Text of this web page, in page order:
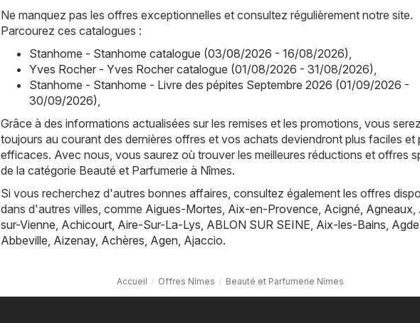
Ne manquez pas les offres exceptionnelles et consultez régulièrement notre site.
Parcourez ces catalogues :
Stanhome - Stanhome catalogue (03/08/2026 - 16/08/2026)
Yves Rocher - Yves Rocher catalogue (01/08/2026 - 31/08/2026)
Stanhome - Stanhome - Livre des pépites Septembre 2026 (01/09/2026 -
30/09/2026)
Grâce à des informations actualisées sur les remises et les promotions, vous
toujours au courant des dernières offres et vos achats deviendront plus faciles et
efficaces. Avec nous, vous saurez où trouver les meilleures réductions et offres
de la catégorie Beauté et Parfumerie à Nîmes.
Si vous recherchez d'autres bonnes affaires, consultez également les offres
dans d'autres villes, comme Aigues-Mortes Aix-en-Provence Acigné Agneaux
sur-Vienne Achicourt Aire-Sur-La-Lys ABLON SUR SEINE Aix-les-Bains Agde
Abbeville Aizenay, Achères Agen Ajaccio.
Accueil Offres Nîmes Beauté et Parfumerie Nîmes